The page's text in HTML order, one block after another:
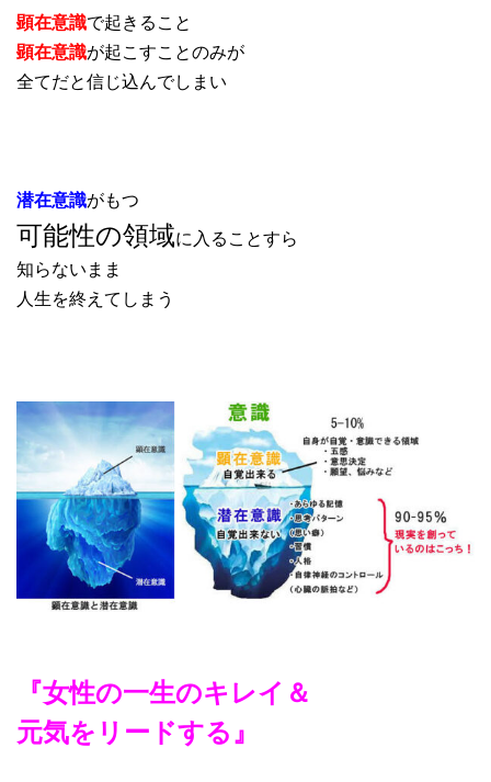
顕在意識で起きること
顕在意識が起こすことのみが
全てだと信じ込んでしまい
潜在意識がもつ
可能性の領域に入ることすら
知らないまま
人生を終えてしまう
『女性の一生のキレイ＆
元気をリードする』